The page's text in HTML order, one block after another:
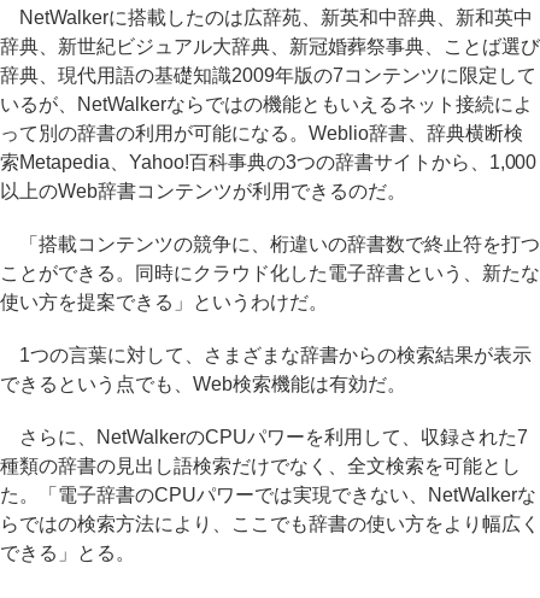
NetWalkerに搭載したのは広辞苑、新英和中辞典、新和英中
辞典、新世紀ビジュアル大辞典、新冠婚葬祭事典、ことば選び
辞典、現代用語の基礎知識2009年版の7コンテンツに限定して
いるが、NetWalkerならではの機能ともいえるネット接続によ
って別の辞書の利用が可能になる。Weblio辞書、辞典横断検
索Metapedia、Yahoo!百科事典の3つの辞書サイトから、1,000
以上のWeb辞書コンテンツが利用できるのだ。
「搭載コンテンツの競争に、桁違いの辞書数で終止符を打つ
ことができる。同時にクラウド化した電子辞書という、新たな
使い方を提案できる」というわけだ。
1つの言葉に対して、さまざまな辞書からの検索結果が表示
できるという点でも、Web検索機能は有効だ。
さらに、NetWalkerのCPUパワーを利用して、収録された7
種類の辞書の見出し語検索だけでなく、全文検索を可能とし
た。「電子辞書のCPUパワーでは実現できない、NetWalkerな
らではの検索方法により、ここでも辞書の使い方をより幅広く
できる」とる。